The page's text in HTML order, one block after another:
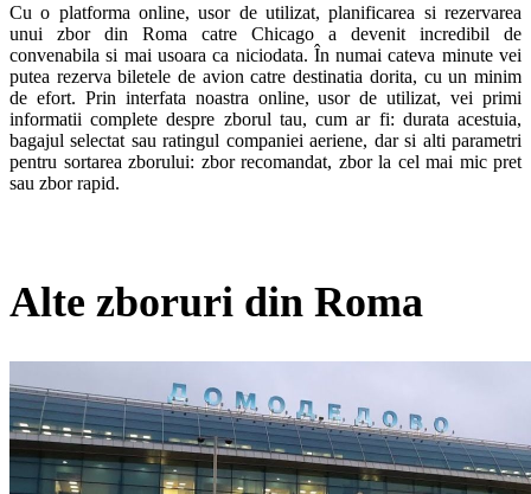
Cu o platforma online, usor de utilizat, planificarea si rezervarea
unui zbor din Roma catre Chicago a devenit incredibil de
convenabila si mai usoara ca niciodata. În numai cateva minute vei
putea rezerva biletele de avion catre destinatia dorita, cu un minim
de efort. Prin interfata noastra online, usor de utilizat, vei primi
informatii complete despre zborul tau, cum ar fi: durata acestuia,
bagajul selectat sau ratingul companiei aeriene, dar si alti parametri
pentru sortarea zborului: zbor recomandat, zbor la cel mai mic pret
sau zbor rapid.
Alte zboruri din Roma